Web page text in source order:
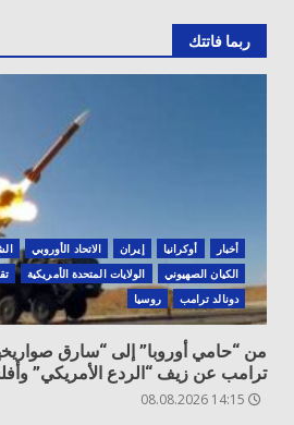
ربما فاتتك
أخبار أوكرانيا ‏إيران الاتحاد الأوروبي
الكيان الصهيوني
الولايات المتحدة الأمريكية
دونالد ترامب
روسيا
من “حامي أوروبا” إلى “سارق
ترامب عن زيف “الردع الأمريكي”